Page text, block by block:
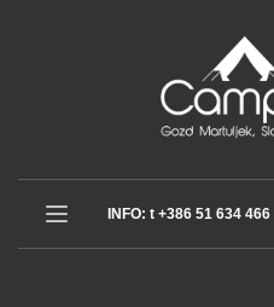
INFO: t +386 51 634 466 |